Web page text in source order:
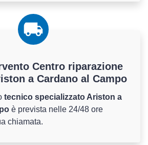
Centro riparazione
a Cardano al Campo
tecnico specializzato Ariston a
è prevista nelle 24/48 ore
chiamata.